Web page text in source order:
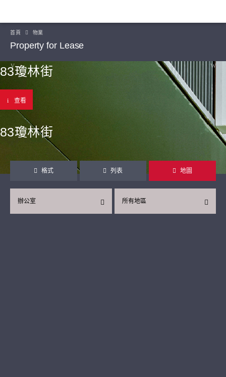
首頁 物業
Property for Lease
83瓊林街
查看
83瓊林街
格式 列表 地圖
所有地區
辦公室